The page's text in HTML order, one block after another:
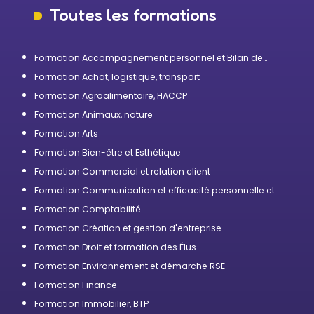
Toutes les formations
Formation Accompagnement personnel et Bilan de
Formation Achat, logistique, transport
Formation Agroalimentaire, HACCP
Formation Animaux, nature
Formation Arts
Formation Bien-être et Esthétique
Formation Commercial et relation client
Formation Communication et efficacité personnelle et
Formation Comptabilité
Formation Création et gestion d'entreprise
Formation Droit et formation des Élus
Formation Environnement et démarche RSE
Formation Finance
Formation Immobilier, BTP